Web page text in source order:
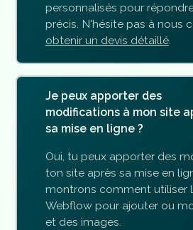
personnalisés pour
précis. N'hésite pas à nous
obtenir un devis détaillé.
Je peux apporter des
modifications à mon site
sa mise en ligne ?
Oui, tu peux apporter des
ton site après sa mise en
montrons comment utiliser
Webflow pour ajouter ou
et des images.